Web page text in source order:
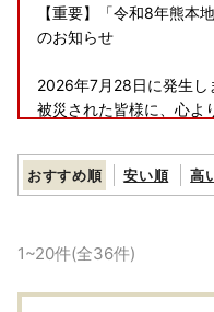
【重要】「令和8年熊本
のお知らせ
2026年7月28日に発生し
被災された皆様に、心よ
このたび発生いたしまし
物流網の復旧状況を確認
お届けまで今しばらくお
おすすめ順 安い順 高
1~20件(全36件)